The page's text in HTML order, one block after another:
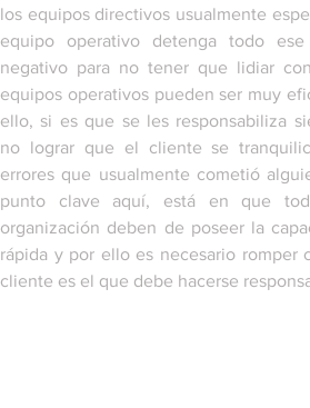
los equipos directivos usualmente
equipo operativo detenga todo ese
negativo para no tener que lidiar
equipos operativos pueden ser muy
ello, si es que se les responsabiliza
no lograr que el cliente se
errores que usualmente cometió
punto clave aquí, está en que
organización deben de poseer la
rápida y por ello es necesario
cliente es el que debe hacerse